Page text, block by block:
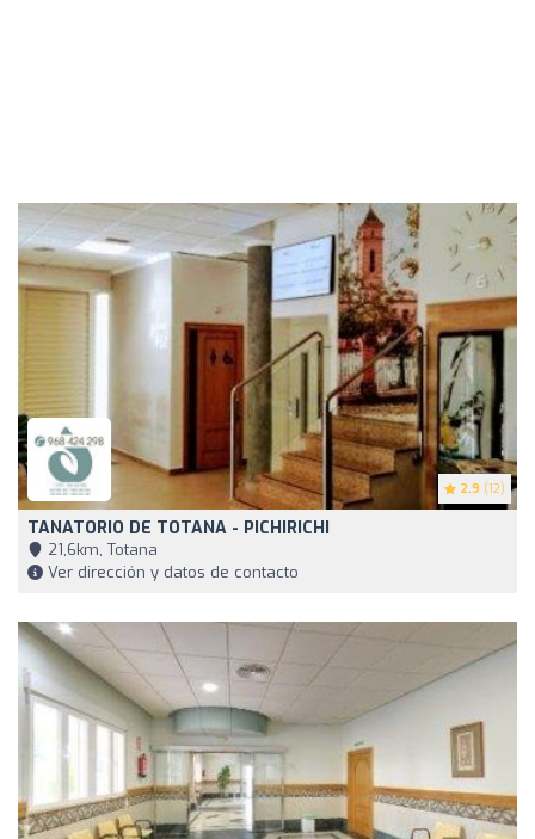
2.9 (12)
TANATORIO DE TOTANA - PICHIRICHI
21,6km, Totana
Ver dirección y datos de contacto